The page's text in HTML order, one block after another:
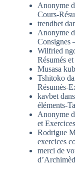
Anonyme
Cours-
trendbet
Anonyme
Consignes
Wilfried
Résumés
Musasa
Tshitoko
Résumés-
kavbet dans
éléments-
Anonyme
et
Rodrigue
exercices
merci de